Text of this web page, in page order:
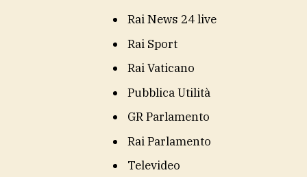
Rai News 24 live
Rai Sport
Rai Vaticano
Pubblica Utilità
GR Parlamento
Rai Parlamento
Televideo